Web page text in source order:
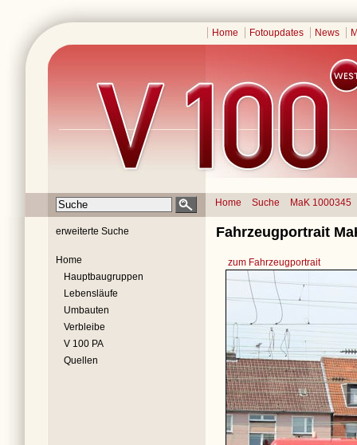
Home Fotoupdates News
Home Suche MaK 1000345
erweiterte Suche
Home
Hauptbaugruppen
Lebensläufe
Umbauten
Verbleibe
V 100 PA
Quellen
Fahrzeugportrait
zum Fahrzeugportrait